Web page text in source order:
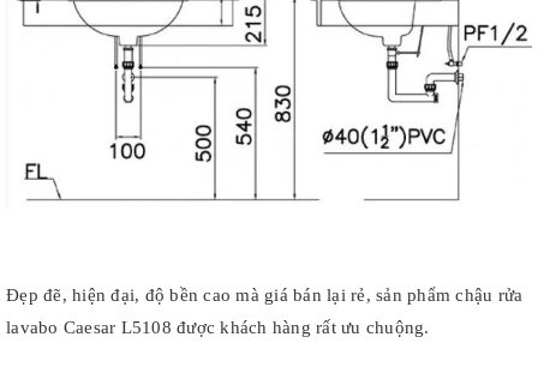
Đẹp đẽ, hiện đại, độ bền cao mà giá bán lại rẻ, sản phẩm chậu rửa
lavabo Caesar L5108 được khách hàng rất ưu chuộng.